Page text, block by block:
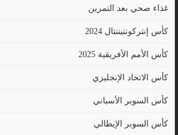
غذاء صحي بعد التمرين
كأس إنتركونتيننتال 2024
كأس الأمم الأفريقية 2025
كأس الاتحاد الإنجليزي
كأس السوبر الأسباني
كأس السوبر الإيطالي